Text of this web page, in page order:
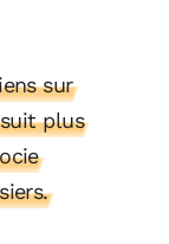
sur
plus